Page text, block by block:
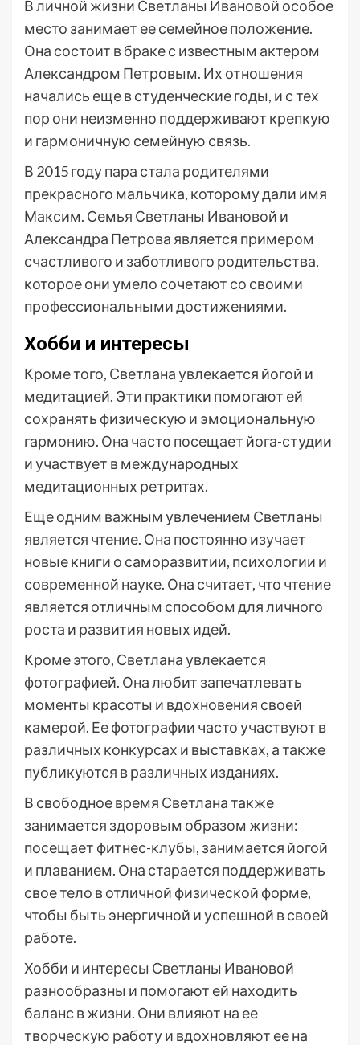
В личной жизни Светланы Ивановой особое
место занимает ее семейное положение.
Она состоит в браке с известным актером
Александром Петровым. Их отношения
начались еще в студенческие годы, и с тех
пор они неизменно поддерживают крепкую
и гармоничную семейную связь.
В 2015 году пара стала родителями
прекрасного мальчика, которому дали имя
Максим. Семья Светланы Ивановой и
Александра Петрова является примером
счастливого и заботливого родительства,
которое они умело сочетают со своими
профессиональными достижениями.
Хобби и интересы
Кроме того, Светлана увлекается йогой и
медитацией. Эти практики помогают ей
сохранять физическую и эмоциональную
гармонию. Она часто посещает йога-студии
и участвует в международных
медитационных ретритах.
Еще одним важным увлечением Светланы
является чтение. Она постоянно изучает
новые книги о саморазвитии, психологии и
современной науке. Она считает, что чтение
является отличным способом для личного
роста и развития новых идей.
Кроме этого, Светлана увлекается
фотографией. Она любит запечатлевать
моменты красоты и вдохновения своей
камерой. Ее фотографии часто участвуют в
различных конкурсах и выставках, а также
публикуются в различных изданиях.
В свободное время Светлана также
занимается здоровым образом жизни:
посещает фитнес-клубы, занимается йогой
и плаванием. Она старается поддерживать
свое тело в отличной физической форме,
чтобы быть энергичной и успешной в своей
работе.
Хобби и интересы Светланы Ивановой
разнообразны и помогают ей находить
баланс в жизни. Они влияют на ее
творческую работу и вдохновляют ее на